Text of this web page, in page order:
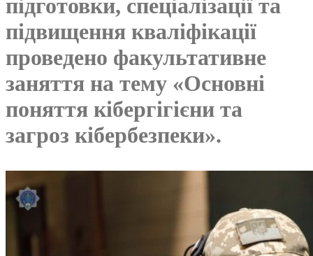
підготовки, спеціалізації та
підвищення кваліфікації
проведено факультативне
заняття на тему «Основні
поняття кібергігієни та
загроз кібербезпеки».